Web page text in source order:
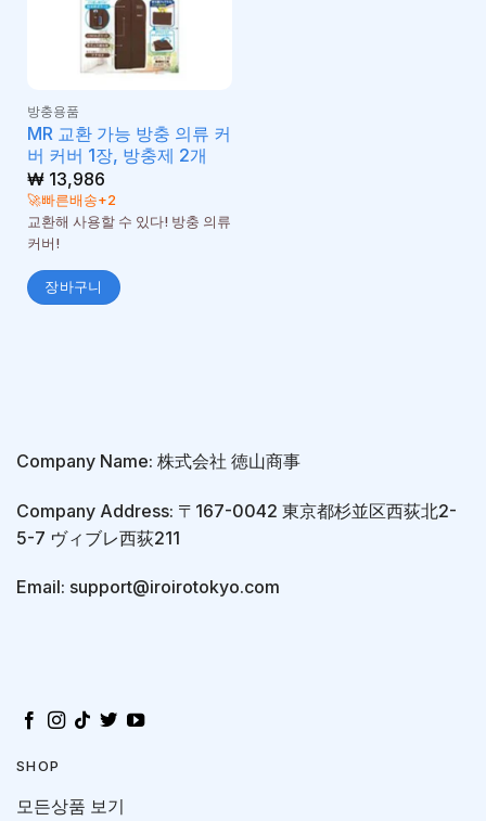
방충용품
MR 교환 가능 방충 의류 커
버 커버 1장, 방충제 2개
₩13,986
🚀빠른배송+2
교환해 사용할 수 있다! 방충 의류
커버!
장바구니
Company Name: 株式会社 徳山商事
Company Address: 〒167-0042 東京都杉並区西荻北2-
5-7 ヴィブレ西荻211
Email: support@iroirotokyo.com
SHOP
모든상품 보기